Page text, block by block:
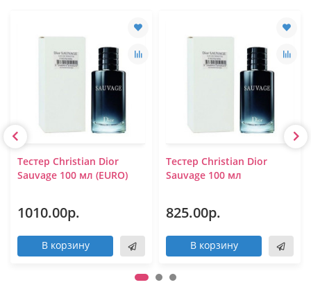
Тестер Christian Dior
Sauvage 100 мл (EURO)
1010.00р.
В корзину
Тестер Christian Dior
Sauvage 100 мл
825.00р.
В корзину